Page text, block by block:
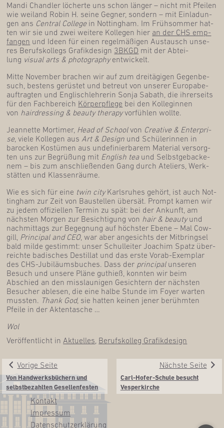
Man­di Chand­ler löcher­te uns schon län­ger – nicht mit Pfei­len
wie wei­land Robin H. sei­ne Geg­ner, son­dern – mit Ein­la­dun­
gen ans Cen­tral Col­legein Not­ting­ham. Im Früh­som­mer hat­
ten wir sie und zwei wei­te­re Kol­le­gen hier an der CHS emp­
fan­gen und Ideen für einen regel­mä­ßi­gen Aus­tausch unse­
res Berufs­kol­legs Gra­fik­de­sign 3BKGD mit der Abtei­
lung visu­al arts & pho­to­gra­phyentwickelt.
Mit­te Novem­ber bra­chen wir auf zum drei­tä­gi­gen Gegen­be­
such, bes­tens gerüs­tet und betreut von unse­rer Euro­pa­be­
auf­trag­ten und Eng­lisch­leh­re­rin Son­ja Sabath, die ihrer­seits
für den Fach­be­reich Kör­per­pfle­ge bei den Kol­le­gin­nen
von hair­dres­sing & beau­ty the­ra­pyvor­füh­len wollte.
Jean­nette Mor­ti­mer, Head of Schoolvon Crea­ti­ve & Enter­pri­
se, vie­le Kol­le­gen aus Art & Design und Schü­le­rin­nen in
baro­cken Kos­tü­men aus unde­fi­nier­ba­rem Mate­ri­al ver­sorg­
ten uns zur Begrü­ßung mit Eng­lish teaund Selbst­ge­ba­cke­
nem – bis zum anschlie­ßen­den Gang durch Ate­liers, Werk­
stät­ten und Klassenräume.
Wie es sich für eine twin cityKarls­ru­hes gehört, ist auch Not­
ting­ham zur Zeit von Bau­stel­len über­sät. Prompt kamen wir
zu jedem offi­zi­el­len Ter­min zu spät: bei der Ankunft, am
nächs­ten Mor­gen zur Besich­ti­gung von hair & beau­tyund
nach­mit­tags zur Begeg­nung auf höchs­ter Ebe­ne – Mal Cow­
gill, Prin­ci­pal and CEO, war aber ange­sichts der Mit­bring­sel
bald mil­de gestimmt: unser Schul­lei­ter Joa­chim Spatz über­
reich­te badi­sches Destil­lat und das ers­te Vor­ab-Exem­plar
des CHS-Jubi­lä­ums­bu­ches. Dass der prin­ci­palunse­ren
Besuch und unse­re Plä­ne gut­hieß, konn­ten wir beim
Abschied an den miss­lau­ni­gen Gesich­tern der nächs­ten
Besu­cher able­sen, die eine hal­be Stun­de im Foy­er war­ten
muss­ten. Thank God, sie hat­ten kei­nen jener berühm­ten
Pfei­le in der Aktentasche …
Wol
Veröffentlicht in Aktuelles Berufskolleg Grafikdesign
Vorige Seite
Von Hand­werks­bü­chern und
selbst­be­zahl­ten Gesellenfesten
Nächste Seite
Carl-Hofer-Schu­le besucht
Vesperkirche
Kon­takt
Impres­sum
Daten­schutz­er­klä­rung